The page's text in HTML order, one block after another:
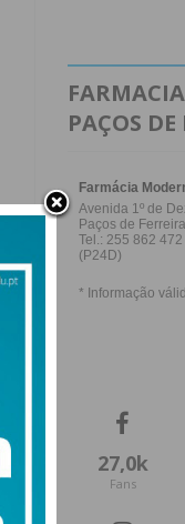
PAÇOS DE
27,0k
Fans